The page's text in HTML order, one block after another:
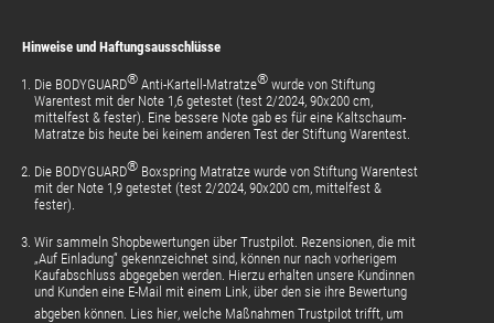
Hinweise und Haftungsausschlüsse
Die BODYGUARD® Anti-Kartell-Matratze® wurde von Stiftung
Warentest mit der Note 1,6 getestet (test 2/2024, 90x200 cm,
mittelfest & fester). Eine bessere Note gab es für eine Kaltschaum-
Matratze bis heute bei keinem anderen Test der Stiftung Warentest.
Die BODYGUARD® Boxspring Matratze wurde von Stiftung Warentest
mit der Note 1,9 getestet (test 2/2024, 90x200 cm, mittelfest &
fester).
Wir sammeln Shopbewertungen über Trustpilot. Rezensionen, die mit
„Auf Einladung“ gekennzeichnet sind, können nur nach vorherigem
Kaufabschluss abgegeben werden. Hierzu erhalten unsere Kundinnen
und Kunden eine E-Mail mit einem Link, über den sie ihre Bewertung
abgeben können. Lies hier, welche Maßnahmen Trustpilot trifft, um